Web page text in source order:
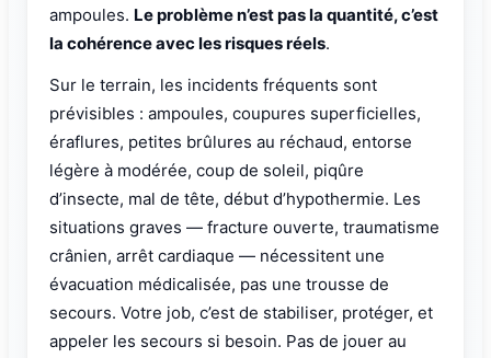
ampoules. Le problème n’est pas la quantité, c’est
la cohérence avec les risques réels.
Sur le terrain, les incidents fréquents sont
prévisibles : ampoules, coupures superficielles,
éraflures, petites brûlures au réchaud, entorse
légère à modérée, coup de soleil, piqûre
d’insecte, mal de tête, début d’hypothermie. Les
situations graves — fracture ouverte, traumatisme
crânien, arrêt cardiaque — nécessitent une
évacuation médicalisée, pas une trousse de
secours. Votre job, c’est de stabiliser, protéger, et
appeler les secours si besoin. Pas de jouer au